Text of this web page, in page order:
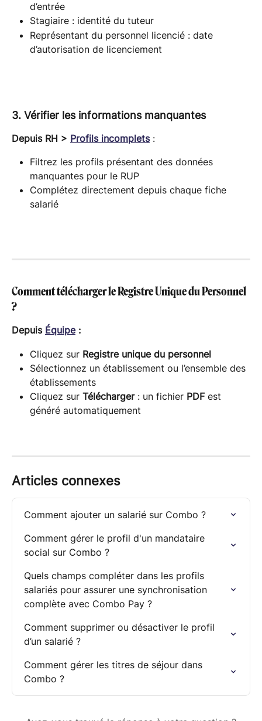
d’entrée
Stagiaire : identité du tuteur
Représentant du personnel licencié : date
d’autorisation de licenciement
3. Vérifier les informations manquantes
Depuis RH > Profils incomplets :
Filtrez les profils présentant des données
manquantes pour le RUP
Complétez directement depuis chaque fiche
salarié
Comment télécharger le Registre Unique du Personnel
?
Depuis Équipe :
Cliquez sur Registre unique du personnel
Sélectionnez un établissement ou l’ensemble des
établissements
Cliquez sur Télécharger : un fichier PDF est
généré automatiquement
Articles connexes
Comment ajouter un salarié sur Combo ?
Comment gérer le profil d'un mandataire
social sur Combo ?
Quels champs compléter dans les profils
salariés pour assurer une synchronisation
complète avec Combo Pay ?
Comment supprimer ou désactiver le profil
d’un salarié ?
Comment gérer les titres de séjour dans
Combo ?